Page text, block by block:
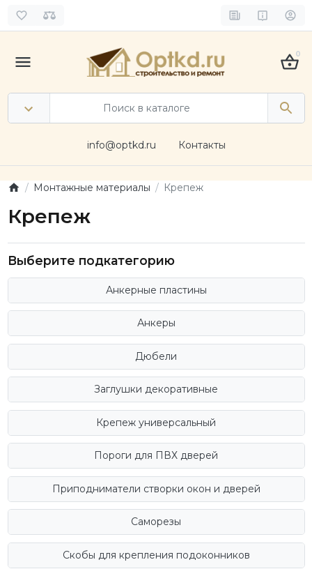
0
info@optkd.ru Контакты
Монтажные материалы Крепеж
Крепеж
Выберите подкатегорию
Анкерные пластины
Анкеры
Дюбели
Заглушки декоративные
Крепеж универсальный
Пороги для ПВХ дверей
Приподниматели створки окон и дверей
Саморезы
Скобы для крепления подоконников